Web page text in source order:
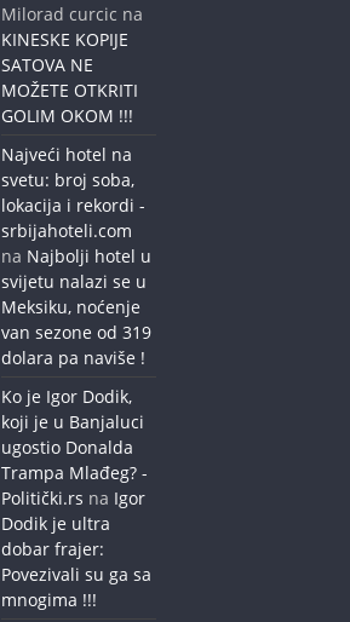
Milorad curcic na
KINESKE KOPIJE
SATOVA NE
MOŽETE OTKRITI
GOLIM OKOM !!!
Najveći hotel na
svetu: broj soba,
lokacija i rekordi -
srbijahoteli.com
na Najbolji hotel u
svijetu nalazi se u
Meksiku, noćenje
van sezone od 319
dolara pa naviše !
Ko je Igor Dodik,
koji je u Banjaluci
ugostio Donalda
Trampa Mlađeg? -
Politički.rs na Igor
Dodik je ultra
dobar frajer:
Povezivali su ga sa
mnogima !!!